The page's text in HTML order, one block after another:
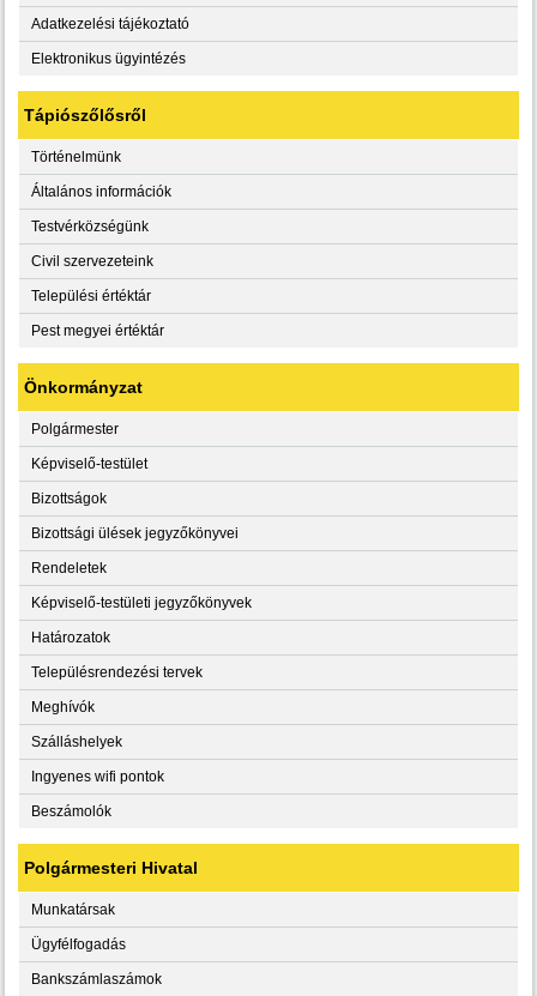
Adatkezelési tájékoztató
Elektronikus ügyintézés
Tápiószőlősről
Történelmünk
Általános információk
Testvérközségünk
Civil szervezeteink
Települési értéktár
Pest megyei értéktár
Önkormányzat
Polgármester
Képviselő-testület
Bizottságok
Bizottsági ülések jegyzőkönyvei
Rendeletek
Képviselő-testületi jegyzőkönyvek
Határozatok
Településrendezési tervek
Meghívók
Szálláshelyek
Ingyenes wifi pontok
Beszámolók
Polgármesteri Hivatal
Munkatársak
Ügyfélfogadás
Bankszámlaszámok